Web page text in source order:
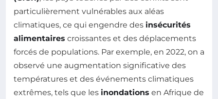
particulièrement vulnérables aux aléas
climatiques, ce qui engendre des insécurités
alimentaires croissantes et des déplacements
forcés de populations. Par exemple, en 2022, on a
observé une augmentation significative des
températures et des événements climatiques
extrêmes, tels que les inondations en Afrique de